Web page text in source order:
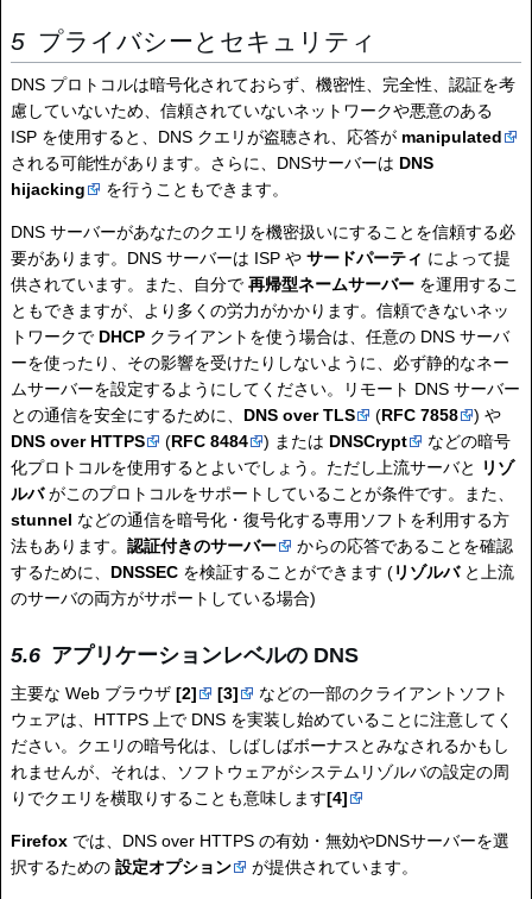
プライバシーとセキュリティ
DNS プロトコルは暗号化されておらず、機密性、完全性、認証を考
慮していないため、信頼されていないネットワークや悪意のある
ISP を使用すると、DNS クエリが盗聴され、応答が manipulated
される可能性があります。さらに、DNSサーバーは DNS
hijacking
を行うこともできます。
DNS サーバーがあなたのクエリを機密扱いにすることを信頼する必
要があります。DNS サーバーは ISP や サードパーティ によって提
供されています。また、自分で 再帰型ネームサーバー を運用するこ
ともできますが、より多くの労力がかかります。信頼できないネッ
トワークで DHCP クライアントを使う場合は、任意の DNS サーバ
ーを使ったり、その影響を受けたりしないように、必ず静的なネー
ムサーバーを設定するようにしてください。リモート DNS サーバー
との通信を安全にするために、 DNS over TLS (RFC 7858
) や
DNS over HTTPS
(RFC 8484 ) または DNSCrypt
などの暗号
化プロトコルを使用するとよいでしょう。ただし上流サーバと
リゾ
ルバがこのプロトコルをサポートしていることが条件です。また、
stunnel などの通信を暗号化・復号化する専用ソフトを利用する方
法もあります。 認証付きのサーバー
からの応答であることを確認
するために、 DNSSEC を検証することができます (リゾルバと上流
のサーバの両方がサポートしている場合)
アプリケーションレベルの DNS
主要な Web ブラウザ [2] [3]
などの一部のクライアントソフト
ウェアは、HTTPS 上で DNS を実装し始めていることに注意してく
ださい。クエリの暗号化は、しばしばボーナスとみなされるかもし
れませんが、それは、ソフトウェアがシステムリゾルバの設定の周
りでクエリを横取りすることも意味します[4]
Firefox では、DNS over HTTPS の有効・無効やDNSサーバーを選
択するための 設定オプション が提供されています。